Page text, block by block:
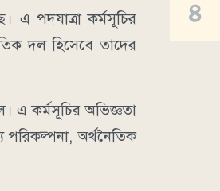
এ পদযাত্রা কর্মসূচির
দল হিসেবে তাদের
এ কর্মসূচির অভিজ্ঞতা
অর্থনৈতিক